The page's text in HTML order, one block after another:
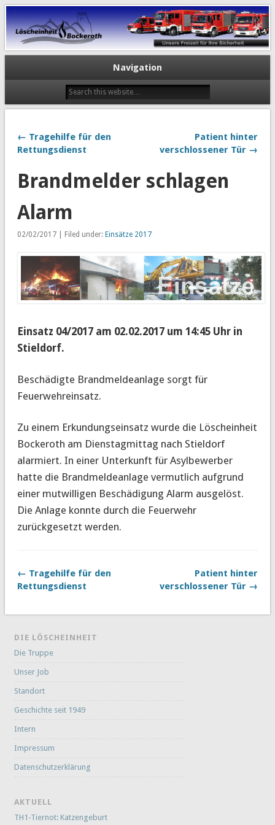
Navigation
← Tragehilfe für den
Rettungsdienst
Patient hinter
verschlossener Tür →
Brandmelder schlagen
Alarm
02/02/2017 | Filed under: Einsätze 2017
Einsatz 04/2017 am 02.02.2017 um 14:45 Uhr in
Stieldorf.
Beschädigte Brandmeldeanlage sorgt für
Feuerwehreinsatz.
Zu einem Erkundungseinsatz wurde die Löscheinheit
Bockeroth am Dienstagmittag nach Stieldorf
alarmiert. In einer Unterkunft für Asylbewerber
hatte die Brandmeldeanlage vermutlich aufgrund
einer mutwilligen Beschädigung Alarm ausgelöst.
Die Anlage konnte durch die Feuerwehr
zurückgesetzt werden.
← Tragehilfe für den
Rettungsdienst
Patient hinter
verschlossener Tür →
DIE LÖSCHEINHEIT
Die Truppe
Unser Job
Standort
Geschichte seit 1949
Intern
Impressum
Datenschutzerklärung
AKTUELL
TH1-Tiernot: Katzengeburt